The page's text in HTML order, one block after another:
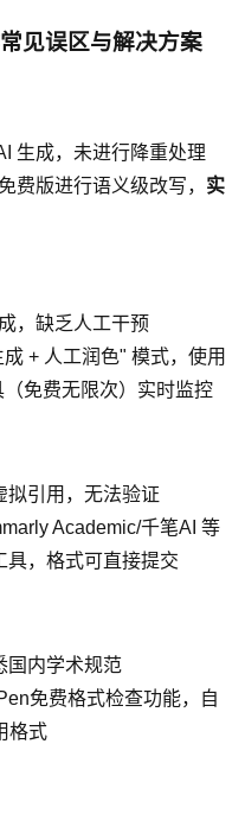
见误区与解决方案
生成，未进行降重处理
费版进行语义级改写， 实
，缺乏人工干预
+ 人工润色" 模式，使用
免费无限次）实时监控
拟引用，无法验证
Academic/千笔AI 等
具，格式可直接提交
国内学术规范
免费格式检查功能，自
格式